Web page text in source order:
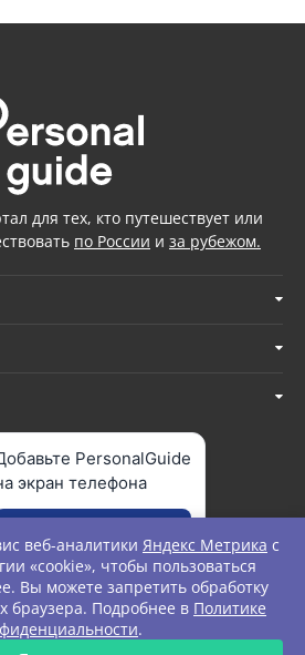
для тех, кто путешествует или
по России и за рубежом.
PersonalGuide
экран телефона
Guide. All rights Reserved.
веб-аналитики Яндекс Метрика с
«cookie», чтобы пользоваться
Вы можете запретить обработку
браузера. Подробнее в Политике
.